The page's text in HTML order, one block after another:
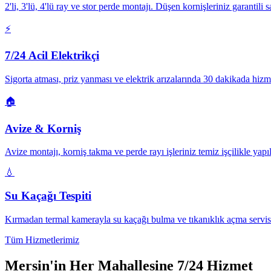
2'li, 3'lü, 4'lü ray ve stor perde montajı. Düşen kornişleriniz garantili
⚡
7/24 Acil Elektrikçi
Sigorta atması, priz yanması ve elektrik arızalarında 30 dakikada
🏠
Avize & Korniş
Avize montajı, korniş takma ve perde rayı işleriniz temiz işçilikle
💧
Su Kaçağı Tespiti
Kırmadan termal kamerayla su kaçağı bulma ve tıkanıklık açma
Tüm Hizmetlerimiz
Mersin'in Her Mahallesine 7/24 Hizmet